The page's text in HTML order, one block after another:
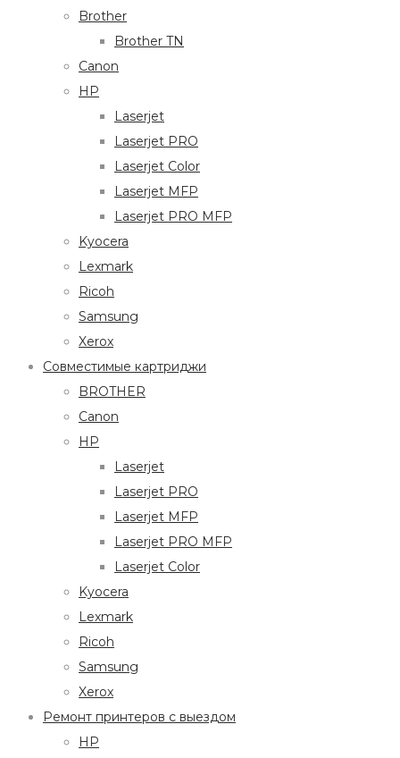
Brother
Brother TN
Canon
HP
Laserjet
Laserjet PRO
Laserjet Color
Laserjet MFP
Laserjet PRO MFP
Kyocera
Lexmark
Ricoh
Samsung
Xerox
Совместимые картриджи
BROTHER
Canon
HP
Laserjet
Laserjet PRO
Laserjet MFP
Laserjet PRO MFP
Laserjet Color
Kyocera
Lexmark
Ricoh
Samsung
Xerox
Ремонт принтеров с выездом
HP